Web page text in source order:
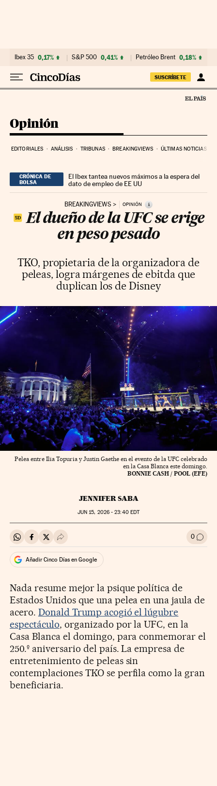
Ibex 35 0,17% S&P 500 0,41% Petróleo Brent 0,18%
SUSCRÍBETE
Opinión
EDITORIALES ANÁLISIS TRIBUNAS BREAKINGVIEWS ÚLTIMAS NOTICIAS
CRÓNICA DE
BOLSA
El Ibex tantea nuevos máximos a la espera del
dato de empleo de EE UU
BREAKINGVIEWS OPINIÓN i
El dueño de la UFC se erige
en peso pesado
TKO, propietaria de la organizadora de
peleas, logra márgenes de ebitda que
duplican los de Disney
Pelea entre Ilia Topuria y Justin Gaethe en el evento de la UFC celebrado
en la Casa Blanca este domingo.
BONNIE CASH / POOL (EFE)
JENNIFER SABA
JUN 15, 2026 - 23:40EDT
Compartir en Whatsapp
Compartir en Facebook
Compartir en Twitter
Desplegar Redes Sociales 0 Ir a
Añadir Cinco Días en Google
Nada resume mejor la psique política de
Estados Unidos que una pelea en una jaula de
acero. Donald Trump acogió el lúgubre
espectáculo, organizado por la UFC, en la
Casa Blanca el domingo, para conmemorar el
250.º aniversario del país. La empresa de
entretenimiento de peleas sin
contemplaciones TKO se perfila como la gran
beneficiaria.